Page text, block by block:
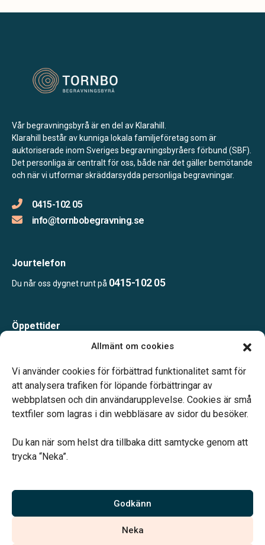
Allmänt om cookies
Vi använder cookies för förbättrad funktionalitet samt för
att analysera trafiken för löpande förbättringar av
webbplatsen och din användarupplevelse. Cookies är små
textfiler som lagras i din webbläsare av sidor du besöker.
Du kan när som helst dra tillbaka ditt samtycke genom att
trycka “Neka”.
Godkänn
Neka
Vår begravningsbyrå är en del av Klarahill.
Klarahill består av kunniga lokala familjeföretag som är
auktoriserade inom Sveriges begravningsbyråers förbund (SBF).
Det personliga är centralt för oss, både när det gäller bemötande
och när vi utformar skräddarsydda personliga begravningar.
0415-102 05
info@tornbobegravning.se
Jourtelefon
Du når oss dygnet runt på 0415-102 05
Öppettider
Måndag-Torsdag 09.00-15.00
Telefonjour dygnet runt.
Vårt systerbolag Verahill hjälper dig med familjejuridiken –
Vi är auktoriserade av Sveriges Begravningsbyråers Förbund och
har högt ställda krav på utbildning, kvalitet, miljö och arbetsmiljö.